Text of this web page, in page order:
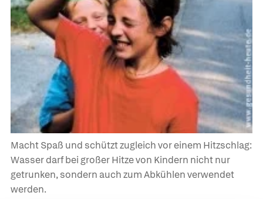
Macht Spaß und schützt zugleich vor einem Hitzschlag:
Wasser darf bei großer Hitze von Kindern nicht nur
getrunken, sondern auch zum Abkühlen verwendet
werden.